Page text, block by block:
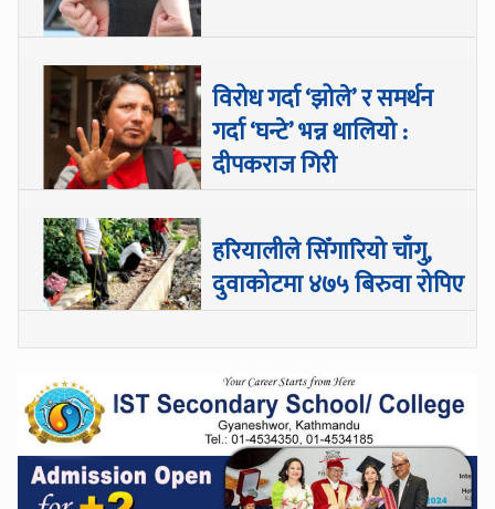
विरोध गर्दा ‘झोले’ र समर्थन
गर्दा ‘घन्टे’ भन्न थालियो :
दीपकराज गिरी
हरियालीले सिँगारियो चाँगु,
दुवाकोटमा ४७५ बिरुवा रोपिए